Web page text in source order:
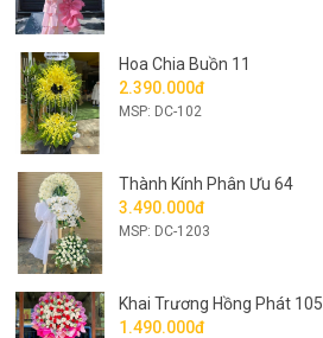
Hoa Chia Buồn 11
2.390.000đ
MSP: DC-102
Thành Kính Phân Ưu 64
3.490.000đ
MSP: DC-1203
Khai Trương Hồng Phát 105
1.490.000đ